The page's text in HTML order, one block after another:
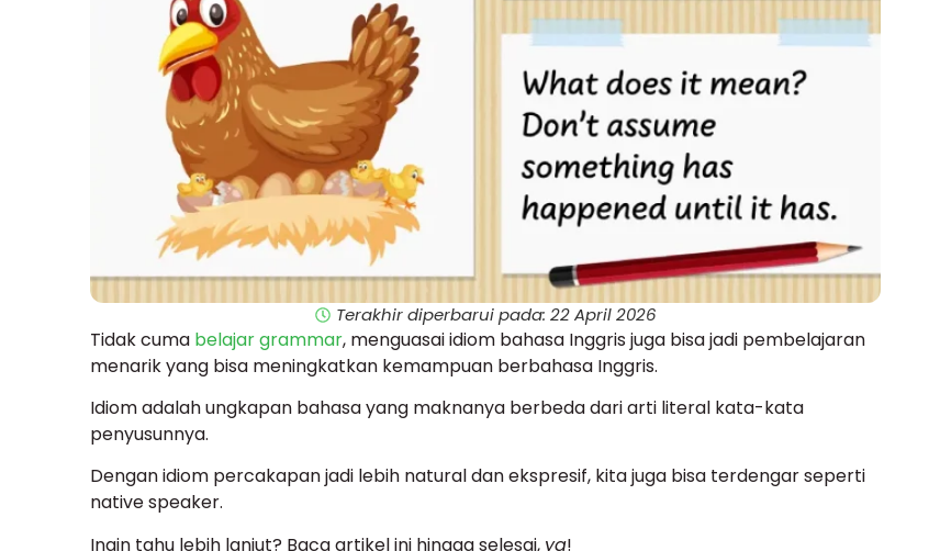
Terakhir diperbarui pada: 22 April 2026
Tidak cuma belajar grammar, menguasai idiom bahasa Inggris juga bisa jadi pembelajaran
menarik yang bisa meningkatkan kemampuan berbahasa Inggris.
Idiom adalah ungkapan bahasa yang maknanya berbeda dari arti literal kata-kata
penyusunnya.
Dengan idiom percakapan jadi lebih natural dan ekspresif, kita juga bisa terdengar seperti
native speaker.
Ingin tahu lebih lanjut? Baca artikel ini hingga selesai, ya!